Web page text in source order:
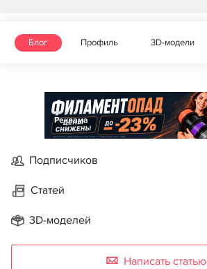
Блог Профиль 3D-модели
Реклама
Подписчиков
Статей
3D-моделей
Написать статью